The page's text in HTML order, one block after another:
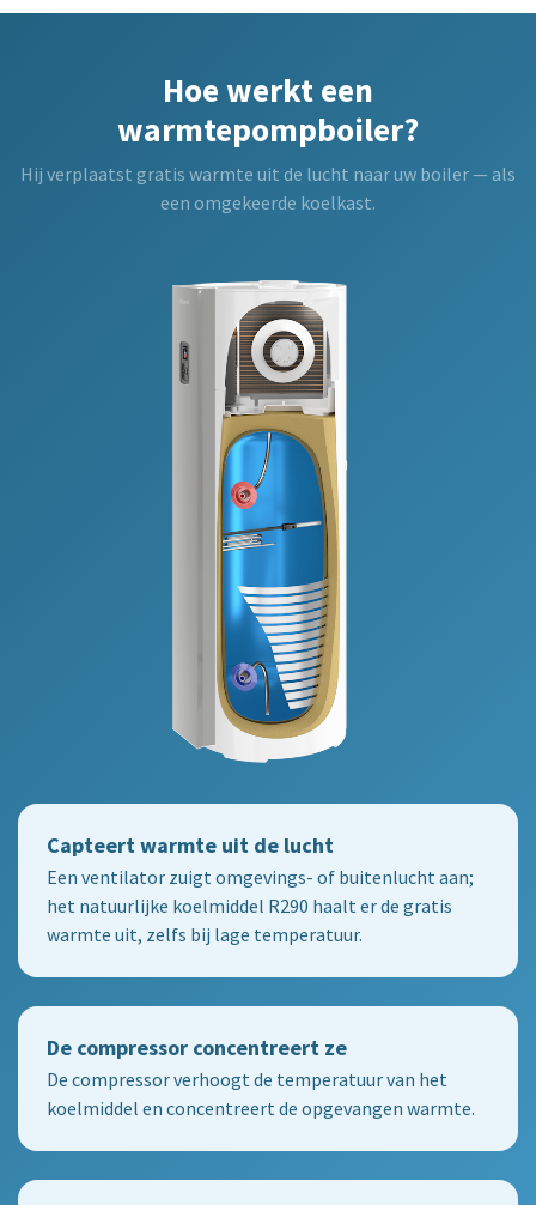
Hoe werkt een
warmtepompboiler?
Hij verplaatst gratis warmte uit de lucht naar uw boiler — als
een omgekeerde koelkast.
Capteert warmte uit de lucht
Een ventilator zuigt omgevings- of buitenlucht aan;
het natuurlijke koelmiddel R290 haalt er de gratis
warmte uit, zelfs bij lage temperatuur.
De compressor concentreert ze
De compressor verhoogt de temperatuur van het
koelmiddel en concentreert de opgevangen warmte.